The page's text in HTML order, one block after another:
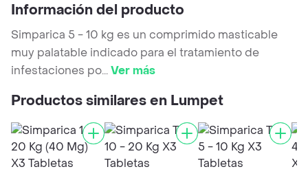
Información del producto
Simparica 5 - 10 kg es un comprimido masticable
muy palatable indicado para el tratamiento de
infestaciones po...Ver más
Productos similares en Lumpet